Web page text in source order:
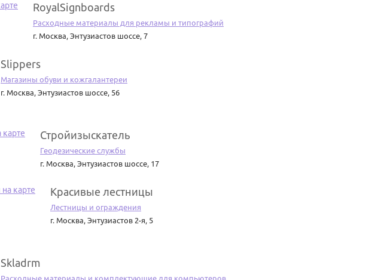
RoyalSignboards
Расходные материалы для рекламы и типографий
г. Москва, Энтузиастов шоссе, 7
Slippers
Магазины обуви и кожгалантереи
г. Москва, Энтузиастов шоссе, 56
Стройизыскатель
Геодезические службы
г. Москва, Энтузиастов шоссе, 17
Красивые лестницы
Лестницы и ограждения
г. Москва, Энтузиастов 2-я, 5
Skladrm